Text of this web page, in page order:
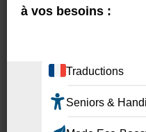
Inscrivez-
Mentions légales